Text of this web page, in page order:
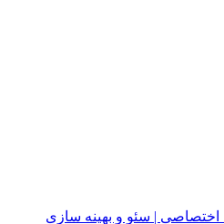
| سئو و بهینه سازی